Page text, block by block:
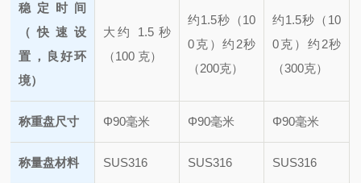
稳定时间
（快速设
置，良好环
境）
大约 1.5 秒
（100 克）
约1.5秒（10
0克）约2秒
（200克）
约1.5秒（10
0克） 约2秒
（300克）
称重盘尺寸 Φ90毫米 Φ90毫米 Φ90毫米
称量盘材料 SUS316 SUS316 SUS316